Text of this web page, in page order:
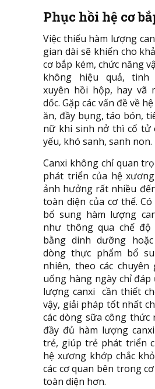
Phục hồi hệ cơ
Việc thiếu hàm lượng
gian dài sẽ khiến cho
cơ bắp kém, chức năng
không hiệu quả,
xuyên hồi hộp, hay vã
dốc. Gặp các vấn đề về
ăn, đầy bụng, táo bón,
nữ khi sinh nở thì cổ tử
yếu, khó sanh, sanh non.
Canxi không chỉ quan
phát triển của hệ
ảnh hưởng rất nhiều
toàn diện của cơ thể.
bổ sung hàm lượng
như thông qua chế độ
bằng dinh dưỡng
dòng thực phẩm bổ
nhiên, theo các
uống hàng ngày chỉ đáp
lượng canxi cần thiết
vậy, giải pháp tốt nhất
các dòng sữa công thức
đầy đủ hàm lượng
trẻ, giúp trẻ phát triển
hệ xương khớp chắc
các cơ quan bên trong
toàn diện hơn.